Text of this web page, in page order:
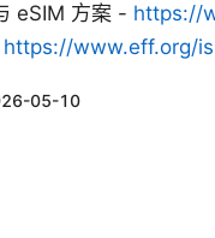
eSIM 方案 - https://
https://www.eff.org/
05-10